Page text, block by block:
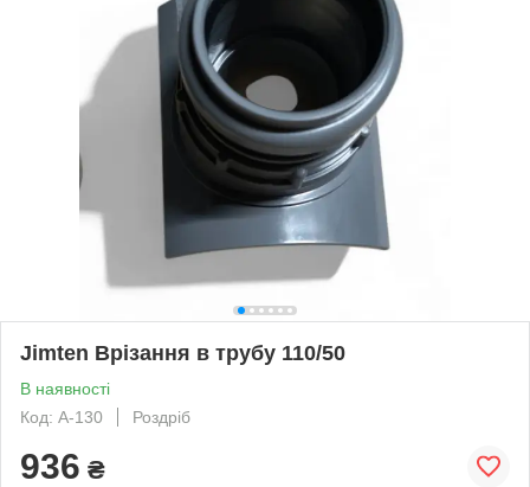
Jimten Врізання в трубу 110/50
В наявності
Код: A-130
Роздріб
936 ₴